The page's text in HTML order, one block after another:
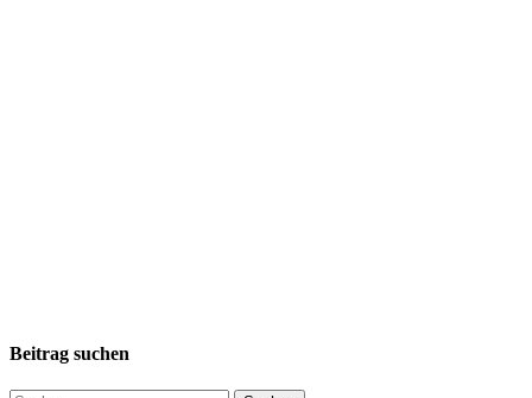
Beitrag suchen